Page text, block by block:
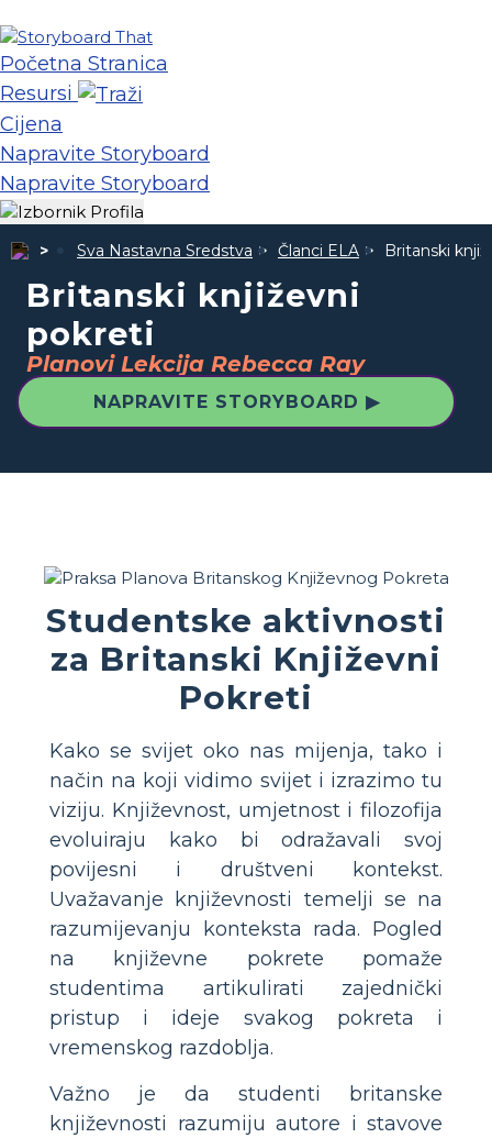
Početna Stranica
Resursi
Cijena
Napravite Storyboard
Napravite Storyboard
Sva Nastavna Sredstva Članci ELA Britanski
Britanski književni
pokreti
Planovi Lekcija Rebecca Ray
NAPRAVITE STORYBOARD ▶
Studentske aktivnosti
za Britanski Književni
Pokreti
Kako se svijet oko nas mijenja, tako i
način na koji vidimo svijet i izrazimo tu
viziju. Književnost, umjetnost i filozofija
evoluiraju kako bi odražavali svoj
povijesni i društveni kontekst.
Uvažavanje književnosti temelji se na
razumijevanju konteksta rada. Pogled
na književne pokrete pomaže
studentima artikulirati zajednički
pristup i ideje svakog pokreta i
vremenskog razdoblja.
Važno je da studenti britanske
književnosti razumiju autore i stavove